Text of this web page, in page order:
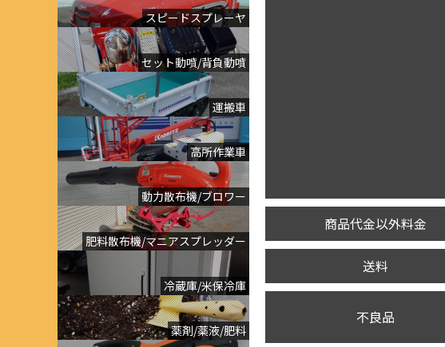
スピードスプレーヤ
セット動噴/背負動噴
運搬車
高所作業車
動力散布機/ブロワー
肥料散布機/マニアスプレッダー
冷蔵庫/米保冷庫
薬剤/薬液/肥料
商品代金以外料金
送料
不良品